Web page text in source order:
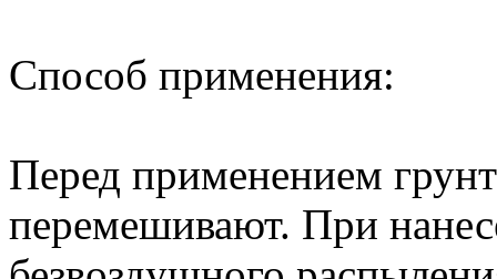
Способ применения:
Перед применением
перемешивают. При